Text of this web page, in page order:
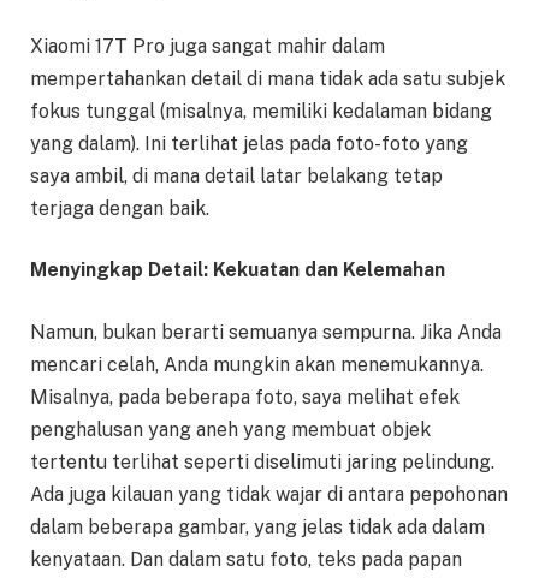
Xiaomi 17T Pro juga sangat mahir dalam
mempertahankan detail di mana tidak ada satu subjek
fokus tunggal (misalnya, memiliki kedalaman bidang
yang dalam). Ini terlihat jelas pada foto-foto yang
saya ambil, di mana detail latar belakang tetap
terjaga dengan baik.
Menyingkap Detail: Kekuatan dan Kelemahan
Namun, bukan berarti semuanya sempurna. Jika Anda
mencari celah, Anda mungkin akan menemukannya.
Misalnya, pada beberapa foto, saya melihat efek
penghalusan yang aneh yang membuat objek
tertentu terlihat seperti diselimuti jaring pelindung.
Ada juga kilauan yang tidak wajar di antara pepohonan
dalam beberapa gambar, yang jelas tidak ada dalam
kenyataan. Dan dalam satu foto, teks pada papan